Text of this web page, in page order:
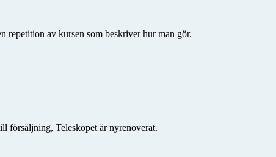
repetition av kursen som beskriver hur man gör.
försäljning, Teleskopet är nyrenoverat.